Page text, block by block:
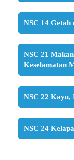
NSC 14 Getah
NSC 21
Keselamatan
NSC 22
NSC 24